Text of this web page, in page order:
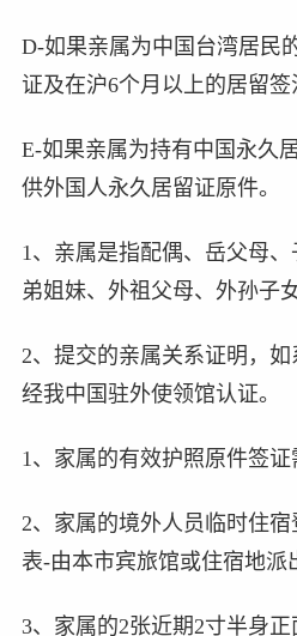
D-如果亲属为中国台湾居民
证及在沪6个月以上的居留签
E-如果亲属为持有中国永久
供外国人永久居留证原件。
1、亲属是指配偶、岳父母
弟姐妹、外祖父母、外孙子
2、提交的亲属关系证明，
经我中国驻外使领馆认证。
1、家属的有效护照原件签
2、家属的境外人员临时住
表-由本市宾旅馆或住宿地派
3、家属的2张近期2寸半身